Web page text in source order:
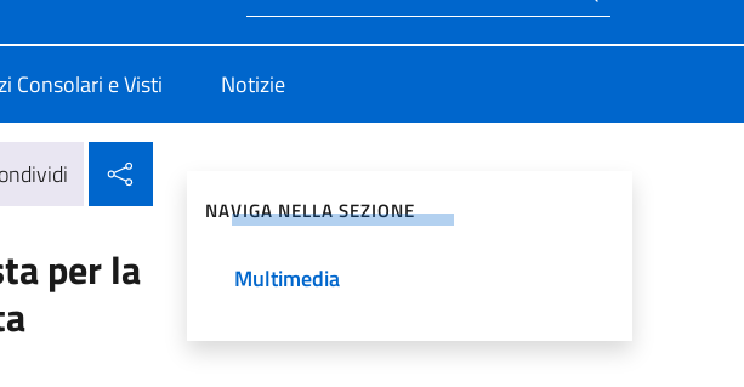
Ricerca sito live
Consolari e Visti Notizie
per la
NAVIGA NELLA SEZIONE
Multimedia